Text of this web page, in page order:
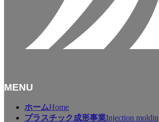
MENU
ホームHome
プラスチック成形事業Injection